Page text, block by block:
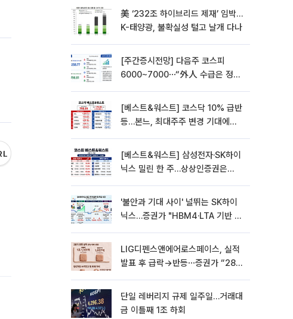
美 ‘232조 하이브리드 제재’ 임박…
K-태양광, 불확실성 털고 날개 다나
[주간증시전망] 다음주 코스피
6000~7000⋯“外人 수급은 정책
[베스트&워스트] 코스닥 10% 급반
등…본느, 최대주주 변경 기대에
[베스트&워스트] 삼성전자·SK하이
닉스 밀린 한 주…상상인증권은
'불안과 기대 사이' 널뛰는 SK하이
닉스…증권가 "HBM4·LTA 기반 펀
LIG디펜스앤에어로스페이스, 실적
발표 후 급락→반등⋯증권가 “28년
단일 레버리지 규제 일주일…거래대
금 이틀째 1조 하회